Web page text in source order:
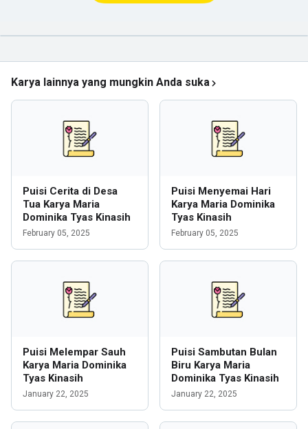
Karya lainnya yang mungkin Anda suka
Puisi Cerita di Desa
Tua Karya Maria
Dominika Tyas Kinasih
February 05, 2025
Puisi Menyemai Hari
Karya Maria Dominika
Tyas Kinasih
February 05, 2025
Puisi Melempar Sauh
Karya Maria Dominika
Tyas Kinasih
January 22, 2025
Puisi Sambutan Bulan
Biru Karya Maria
Dominika Tyas Kinasih
January 22, 2025